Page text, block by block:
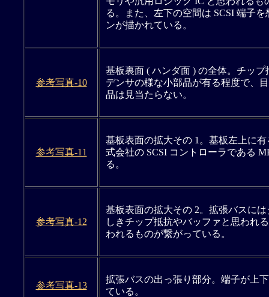
る。また、左下の空間は SCSI 端子
ンが描かれている。
参考写真-10
基板裏面 ( ハンダ面 ) の全体。チッ
デンサの様な小部品が有る程度で、
品は見当たらない。
参考写真-11
基板表面の拡大その 1。基板左上に
式会社の SCSI コントローラである
る。
参考写真-12
基板表面の拡大その 2。拡張バスに
しきチップ抵抗やバッファと思われ
われるものが繋がっている。
参考写真-13
拡張バスの出っ張り部分。端子が上
ている。